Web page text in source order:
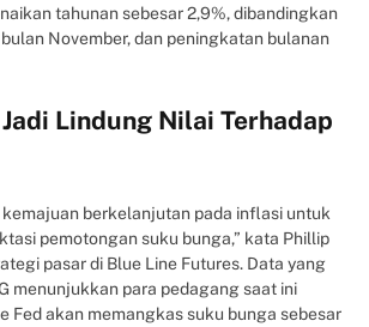
tahunan sebesar 2,9%, dibandingkan
November, dan peningkatan bulanan
Lindung Nilai Terhadap
berkelanjutan pada inflasi untuk
pemotongan suku bunga,” kata Phillip
pasar di Blue Line Futures. Data yang
menunjukkan para pedagang saat ini
Fed akan memangkas suku bunga sebesar